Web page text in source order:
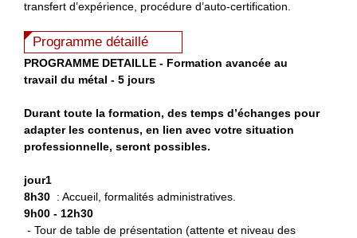
transfert d’expérience, procédure d’auto-certification.
Programme détaillé
PROGRAMME DETAILLE - Formation avancée au
travail du métal - 5 jours
Durant toute la formation, des temps d’échanges pour
adapter les contenus, en lien avec votre situation
professionnelle, seront possibles.
jour1
8h30 : Accueil, formalités administratives.
9h00 - 12h30
- Tour de table de présentation (attente et niveau des